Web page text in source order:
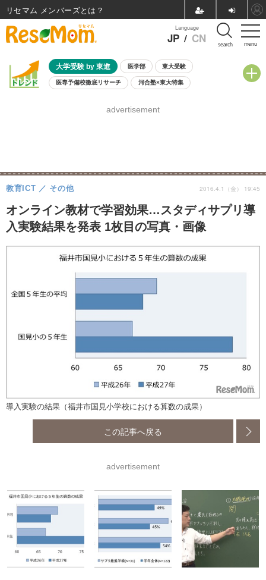
menu
Language
JP / CN search
大学受験 by 東進 医学部 東大受験
医専予備校徹底リサーチ 河合塾×東大特集
8月開催学校説明会・相談会
advertisement
オンライン教材で学習効果…スタディサプリ導
入実験結果を発表 1枚目の写真・画像
教育ICT その他 2016.4.1（金） 19:45
導入実験の結果（福井市国見小学校における算数の成果）
この記事へ戻る
advertisement
リセマム メンバーズ